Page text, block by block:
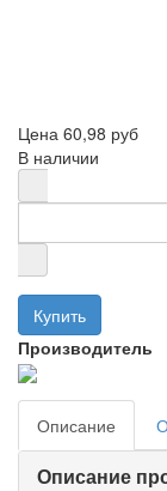
Цена 60,98 руб
В наличии
Производитель
Описание
Описание